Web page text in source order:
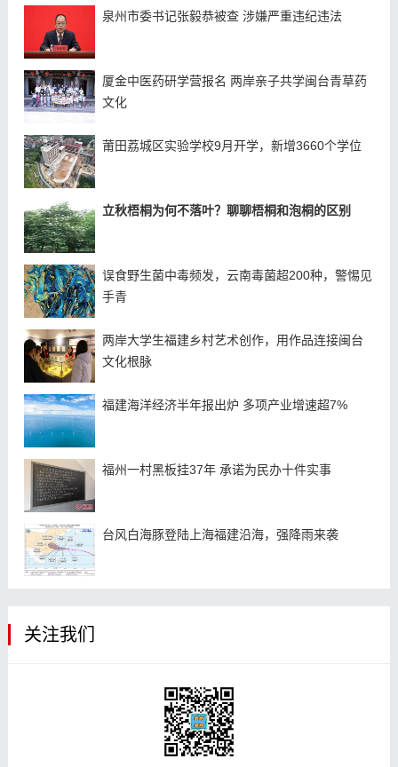
泉州市委书记张毅恭被查 涉嫌严重违纪违法
厦金中医药研学营报名 两岸亲子共学闽台青草药
文化
莆田荔城区实验学校9月开学，新增3660个学位
立秋梧桐为何不落叶？聊聊梧桐和泡桐的区别
误食野生菌中毒频发，云南毒菌超200种，警惕见
手青
两岸大学生福建乡村艺术创作，用作品连接闽台
文化根脉
福建海洋经济半年报出炉 多项产业增速超7%
福州一村黑板挂37年 承诺为民办十件实事
台风白海豚登陆上海福建沿海，强降雨来袭
关注我们